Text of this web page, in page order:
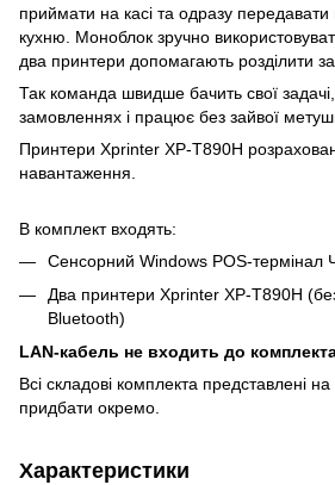
приймати на касі та одразу передавати
кухню. Моноблок зручно
два принтери допомагають розділити
Так команда швидше бачить свої
замовленнях і працює без зайвої
Принтери Xprinter XP-Т890H
навантаження.
В комплект входять:
Сенсорний Windows POS-термінал
Два принтери Xprinter XP-Т890H
Bluetooth)
LAN-кабель не входить до
Всі складові комплекта представлені
придбати окремо.
Характеристики